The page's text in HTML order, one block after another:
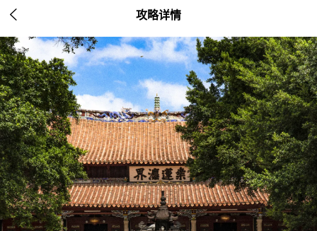
 攻略详情